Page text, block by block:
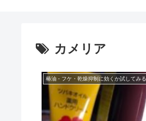
カメリア
椿油 - フケ・乾燥抑制に効くか試してみる